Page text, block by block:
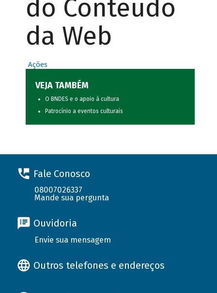
do Conteúdo
da Web
Ações
VEJA TAMBÉM
O BNDES e o apoio à cultura
Patrocínio a eventos culturais
Fale Conosco
08007026337
Mande sua pergunta
Ouvidoria
Envie sua mensagem
Outros telefones e endereços